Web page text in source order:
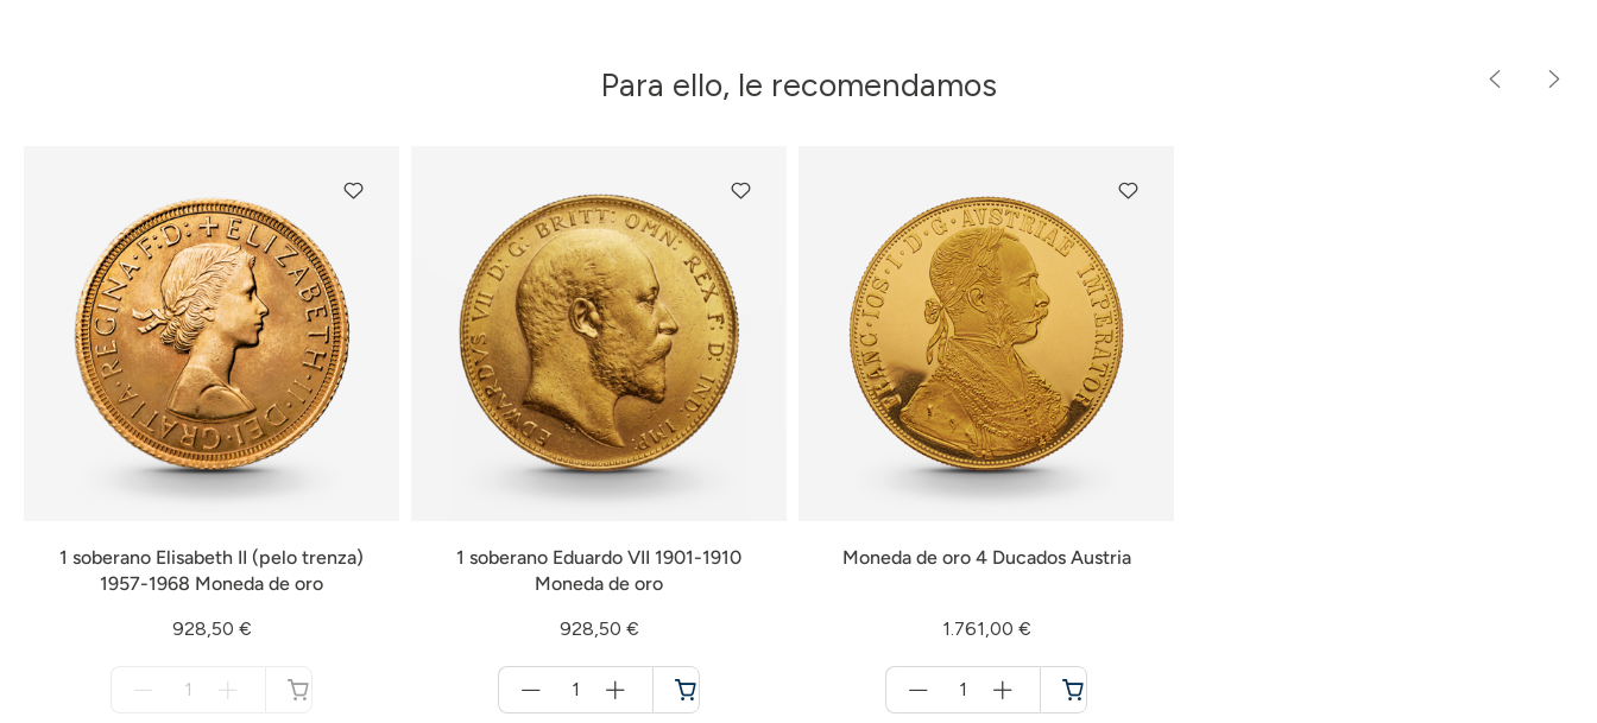
Para ello, le recomendamos
1 soberano Elisabeth II (pelo trenza)
1957-1968 Moneda de oro
928,50 €
1 soberano Eduardo VII 1901-1910
Moneda de oro
928,50 €
Moneda de oro 4 Ducados Austria
1.761,00 €